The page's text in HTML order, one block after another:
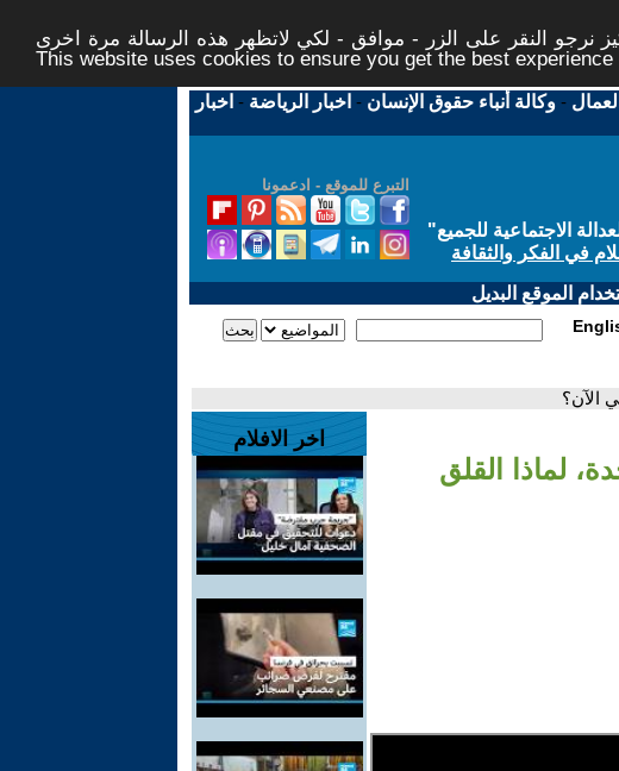
نرجو النقر على الزر - موافق - لكي لاتظهر هذه الرسالة مرة اخرى -
This website uses cookies to ensure you get the best experience
-وكالة أنباء حقوق الإنسان - اخبار الرياضة - اخبار
التبرع للموقع - ادعمونا
الاجتماعية للجميع"
في الفكر والثقافة
الموقع البديل
الآن؟
لماذا القلق
اخر الافلام